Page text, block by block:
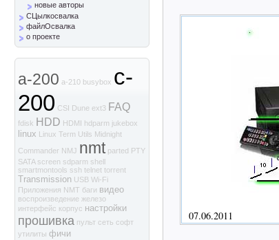
07.06.2011
новые авторы
СЦылкосвалка
файлОсвалка
о проекте
a-200 a-210 busybox c-
200 CSI Dune ext3 FAQ
fdisk HDD HDMI hdparm jukebox
linux Linux Term Utils Midnight
Commander NMJ nmt parted PTY
SATA screen sdparm shell
smartmontools ssh telnet torrent
Transmission USB Wi-Fi
Приложения NMT баги видео
воспроизведение железо
интерфейс корпус настройки
прошивка пульт сеть софт
утилиты фичи